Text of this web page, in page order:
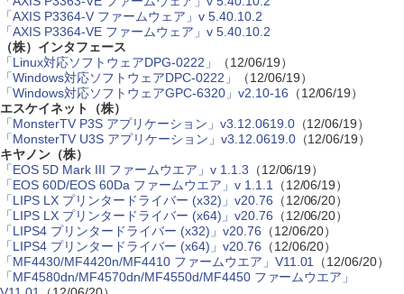
「AXIS P3364-V ファームウェア」v 5.40.10.2
「AXIS P3364-VE ファームウェア」v 5.40.10.2
（株）インタフェース
「Linux対応ソフトウェアDPG-0222」
（12/06/19）
「Windows対応ソフトウェアDPC-0222」
（12/06/19）
「Windows対応ソフトウェアGPC-6320」v2.10-16 （12/06/19）
エスケイネット（株）
「MonsterTV P3S アプリケーション」v3.12.0619.0（12/06/19）
「MonsterTV U3S アプリケーション」v3.12.0619.0（12/06/19）
キヤノン（株）
「EOS 5D Mark III ファームウエア」v 1.1.3 （12/06/19）
「EOS 60D/EOS 60Da ファームウエア」v 1.1.1
（12/06/19）
「LIPS LX プリンタードライバー (x32)」v20.76 （12/06/20）
「LIPS LX プリンタードライバー (x64)」v20.76 （12/06/20）
「LIPS4 プリンタードライバー (x32)」v20.76 （12/06/20）
「LIPS4 プリンタードライバー (x64)」v20.76 （12/06/20）
「MF4430/MF4420n/MF4410 ファームウエア」V11.01
（12/06/20）
「MF4580dn/MF4570dn/MF4550d/MF4450 ファームウエア」